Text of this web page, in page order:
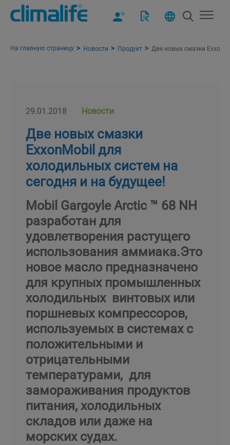
На главную страницу Новости Продукт Две новых смазки
29.01.2018 Новости
Две новых смазки
ExxonMobil для
холодильных систем на
сегодня и на будущее!
Mobil Gargoyle Arctic ™ 68 NH
разработан для
удовлетворения растущего
использования аммиака.Это
новое масло предназначено
для крупных промышленных
холодильных винтовых или
поршневых компрессоров,
используемых в системах с
положительными и
отрицательными
температурами, для
замораживания продуктов
питания, холодильных
складов или даже на
морских судах.